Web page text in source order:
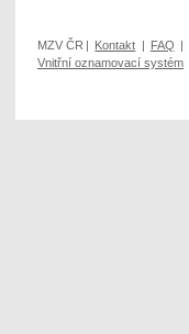
MZV ČR | Kontakt | FAQ |
Vnitřní oznamovací systém